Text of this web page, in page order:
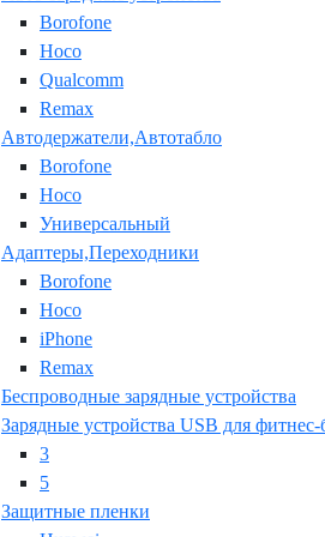
Borofone
Hoco
Qualcomm
Remax
Автодержатели,Автотабло
Borofone
Hoco
Универсальный
Адаптеры,Переходники
Borofone
Hoco
iPhone
Remax
Беспроводные зарядные устройства
Зарядные устройства USB для фитнес-
3
5
Защитные пленки